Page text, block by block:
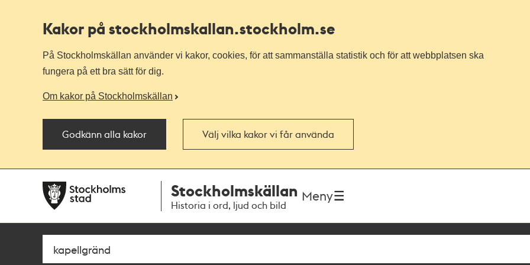
Kakor på stockholmskallan.stockholm.se
På Stockholmskällan använder vi kakor, cookies, för att sammanställa statistik och för att webbplatsen ska
fungera på ett bra sätt för dig.
Om kakor på Stockholmskällan
Godkänn alla kakor Välj vilka kakor vi får använda
navigationen
huvudinnehållet
Stockholmskällan
Historia i ord, ljud och bild
Meny
Sök